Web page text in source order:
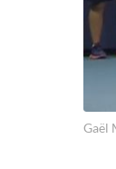
Gaël